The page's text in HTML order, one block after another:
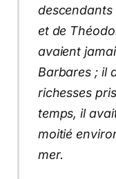
descendants
et de
avaient
Barbares ; il
richesses
temps, il
moitié
mer.